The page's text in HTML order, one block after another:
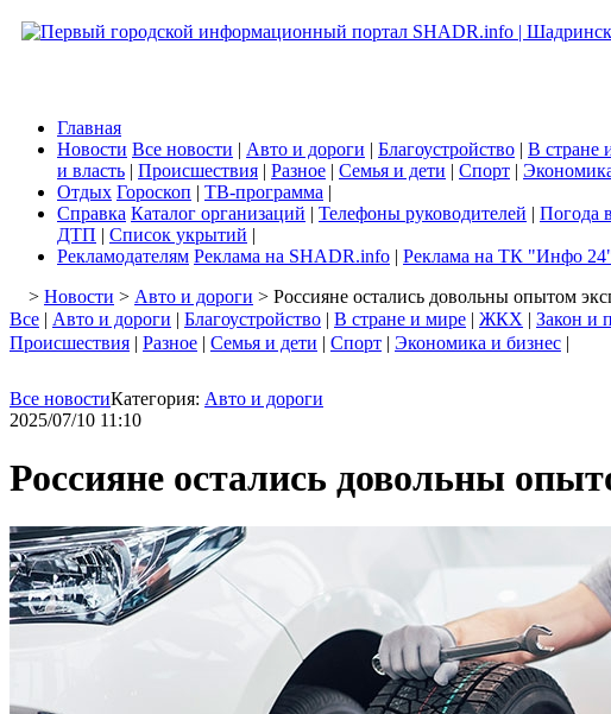
Главная
Новости Все новости | Авто и дороги | Благоустройство | В стране
и власть | Происшествия | Разное | Семья и дети | Спорт |
Отдых Гороскоп | ТВ-программа |
Справка Каталог организаций | Телефоны руководителей | Погода
ДТП | Список укрытий |
Рекламодателям Реклама на SHADR.info | Реклама на ТК "Инфо
> Новости > Авто и дороги > Россияне остались довольны опытом
Все | Авто и дороги | Благоустройство | В стране и мире | ЖКХ | Закон и
Происшествия | Разное | Семья и дети | Спорт | Экономика и бизнес |
Все новостиКатегория: Авто и дороги
2025/07/10 11:10
Россияне остались довольны